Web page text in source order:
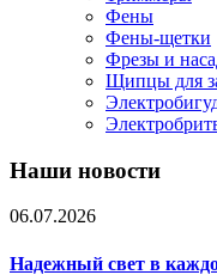
Фены
Фены-щетки
Фрезы и
Щипцы для
Наши новости
06.07.2026
Надежный свет в